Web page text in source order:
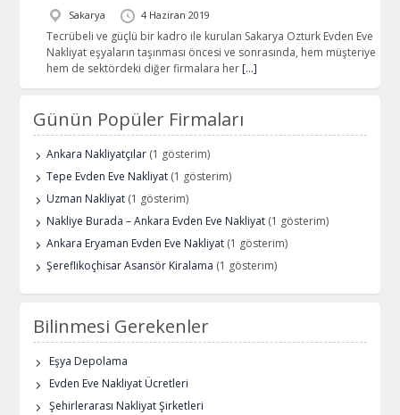
Sakarya 4 Haziran 2019
Tecrübeli ve güçlü bir kadro ile kurulan Sakarya Ozturk Evden Eve
Nakliyat eşyaların taşınması öncesi ve sonrasında, hem müşteriye
hem de sektördeki diğer firmalara her […]
Günün Popüler Firmaları
Ankara Nakliyatçılar (1 gösterim)
Tepe Evden Eve Nakliyat (1 gösterim)
Uzman Nakliyat (1 gösterim)
Nakliye Burada – Ankara Evden Eve Nakliyat (1 gösterim)
Ankara Eryaman Evden Eve Nakliyat (1 gösterim)
Şereflikoçhisar Asansör Kiralama (1 gösterim)
Bilinmesi Gerekenler
Eşya Depolama
Evden Eve Nakliyat Ücretleri
Şehirlerarası Nakliyat Şirketleri